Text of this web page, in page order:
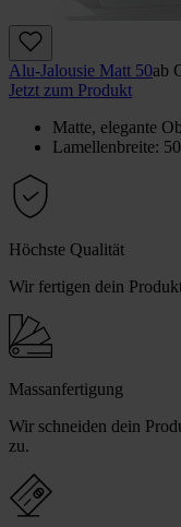
Alu-Jalousie Matt 50ab
Jetzt zum Produkt
Matte, elegante
Lamellenbreite:
Höchste Qualität
Wir fertigen dein
Massanfertigung
Wir schneiden dein
zu.